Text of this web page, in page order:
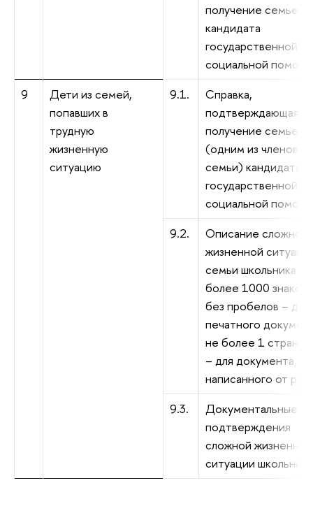
получение семьей
кандидата
государственной
социальной
9
Дети из семей,
попавших в
трудную
жизненную
ситуацию
9.1.
Справка,
подтверждающая
получение семьей
(одним из членов
семьи) кандидата
государственной
социальной
9.2.
Описание сложной
жизненной
семьи школьника
более 1000 знаков
без пробелов – для
печатного
не более 1
– для документа,
написанного от
9.3.
Документальные
подтверждения
сложной жизненной
ситуации